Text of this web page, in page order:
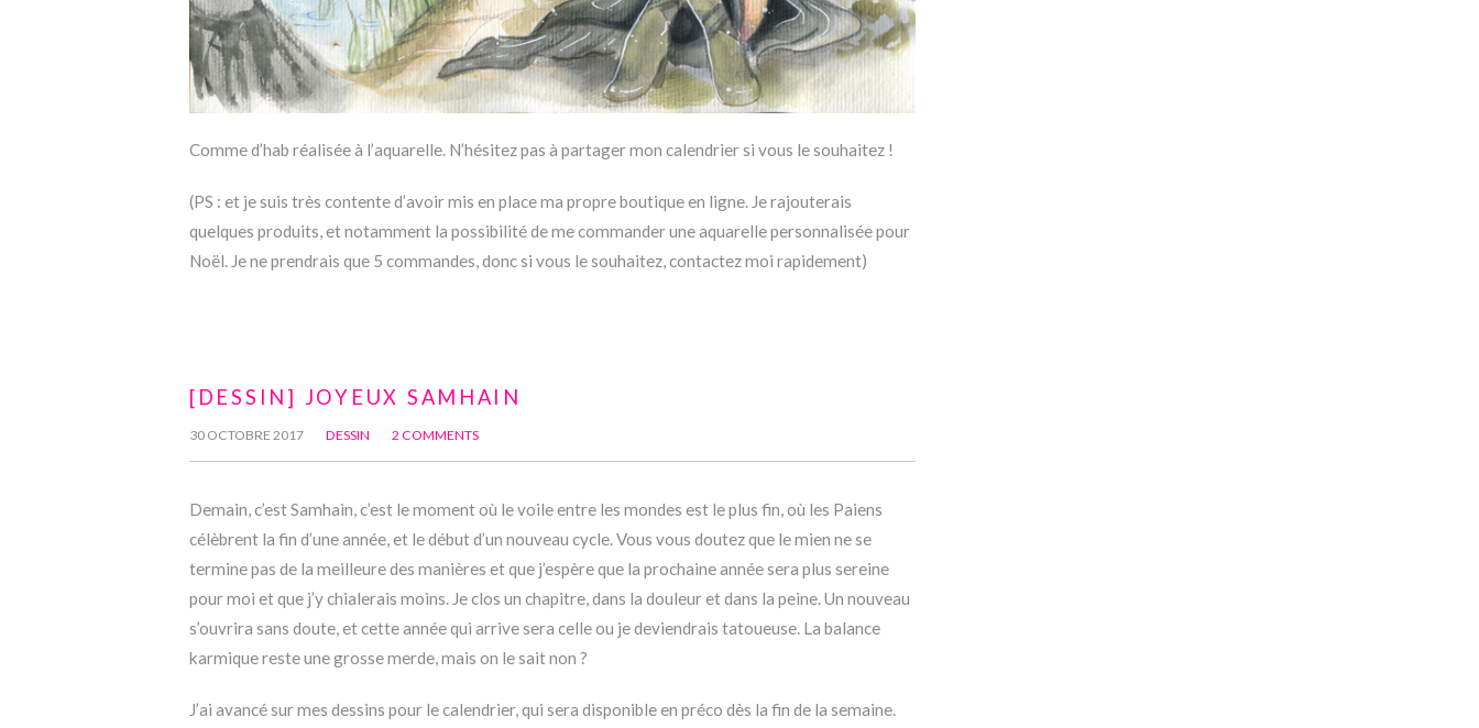
Comme d’hab réalisée à l’aquarelle. N’hésitez pas à partager mon calendrier si vous le souhaitez !
(PS : et je suis très contente d’avoir mis en place ma propre boutique en ligne. Je rajouterais
quelques produits, et notamment la possibilité de me commander une aquarelle personnalisée pour
Noël. Je ne prendrais que 5 commandes, donc si vous le souhaitez, contactez moi rapidement)
[DESSIN] JOYEUX SAMHAIN
30 OCTOBRE 2017 DESSIN 2 COMMENTS
Demain, c’est Samhain, c’est le moment où le voile entre les mondes est le plus fin, où les Paiens
célèbrent la fin d’une année, et le début d’un nouveau cycle. Vous vous doutez que le mien ne se
termine pas de la meilleure des manières et que j’espère que la prochaine année sera plus sereine
pour moi et que j’y chialerais moins. Je clos un chapitre, dans la douleur et dans la peine. Un nouveau
s’ouvrira sans doute, et cette année qui arrive sera celle ou je deviendrais tatoueuse. La balance
karmique reste une grosse merde, mais on le sait non ?
J’ai avancé sur mes dessins pour le calendrier, qui sera disponible en préco dès la fin de la semaine.